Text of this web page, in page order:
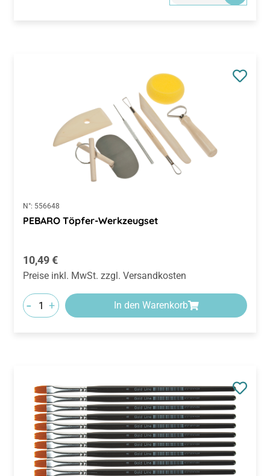
N°: 556648
PEBARO Töpfer-Werkzeugset
Regulärer Preis:
10,49 €
Preise inkl. MwSt. zzgl. Versandkosten
- + In den Warenkorb